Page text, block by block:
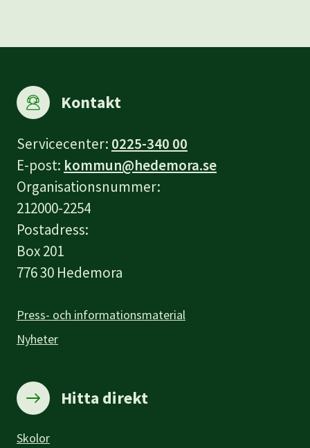
Kontakt
Servicecenter: 0225-340 00
E-post: kommun@hedemora.se
Organisationsnummer:
212000-2254
Postadress:
Box 201
776 30 Hedemora
Press- och informationsmaterial
Nyheter
Hitta direkt
Skolor